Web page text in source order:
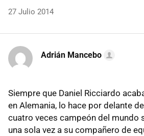
27 Julio 2014
Adrián Mancebo
Siempre que Daniel Ricciardo
en Alemania, lo hace por delante
cuatro veces campeón del mundo
una sola vez a su compañero de